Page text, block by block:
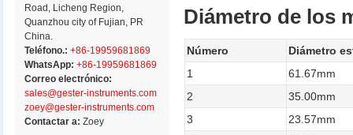
Road, Licheng Region,
Quanzhou city of Fujian, PR
China.
Teléfono.: +86-19959681869
WhatsApp: +86-19959681869
Correo electrónico:
sales@gester-instruments.com
zoey@gester-instruments.com
Contactar a:Zoey
Diámetro de los
Número
Diámetro
1
61.67mm
2
35.00mm
3
23.57mm